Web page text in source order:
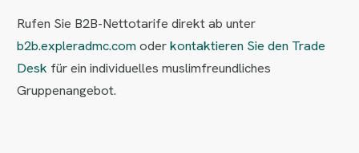
Rufen Sie B2B-Nettotarife direkt ab unter
b2b.expleradmc.com oderkontaktieren Sie den Trade
Desk für ein individuelles muslimfreundliches
Gruppenangebot.